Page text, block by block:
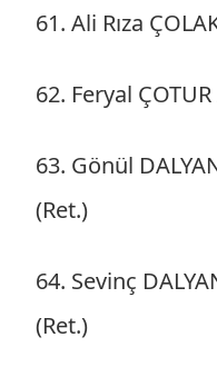
61. Ali Rıza
62. Feryal
63. Gönül
(Ret.)
64. Sevinç
(Ret.)